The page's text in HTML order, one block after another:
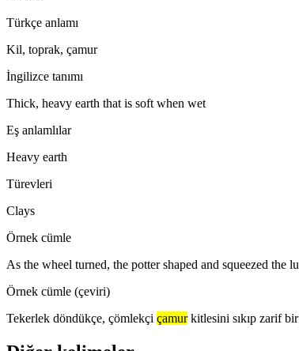
Türkçe anlamı
Kil, toprak, çamur
İngilizce tanımı
Thick, heavy earth that is soft when wet
Eş anlamlılar
Heavy earth
Türevleri
Clays
Örnek cümle
As the wheel turned, the potter shaped and squeezed the
Örnek cümle (çeviri)
Tekerlek döndükçe, çömlekçi çamur kitlesini sıkıp zarif